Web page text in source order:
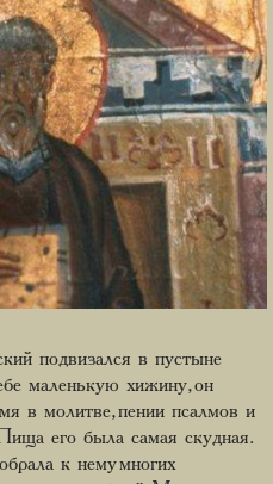
подвизался в пустыне
маленькую хижину, он
в молитве, пении псалмов и
его была самая скудная.
к нему многих